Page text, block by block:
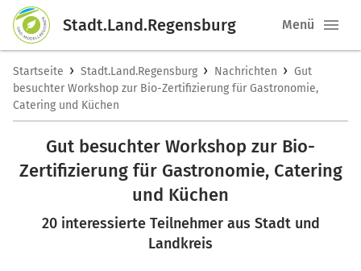
Stadt.Land.Regensburg Menü
Startseite › Stadt.Land.Regensburg › Nachrichten › Gut
besuchter Workshop zur Bio-Zertifizierung für Gastronomie,
Catering und Küchen
Gut besuchter Workshop zur Bio-
Zertifizierung für Gastronomie, Catering
und Küchen
20 interessierte Teilnehmer aus Stadt und
Landkreis